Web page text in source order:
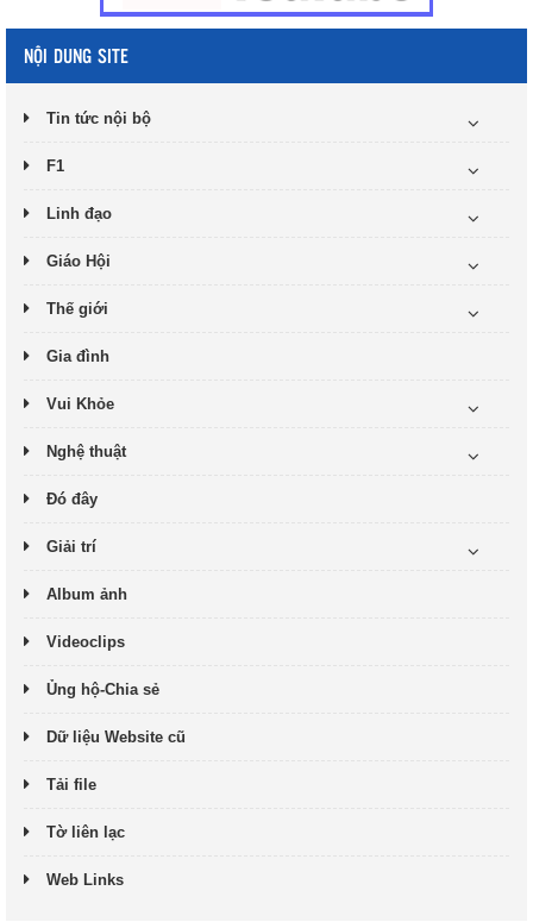
NỘI DUNG SITE
Tin tức nội bộ
F1
Linh đạo
Giáo Hội
Thế giới
Gia đình
Vui Khỏe
Nghệ thuật
Đó đây
Giải trí
Album ảnh
Videoclips
Ủng hộ-Chia sẻ
Dữ liệu Website cũ
Tải file
Tờ liên lạc
Web Links